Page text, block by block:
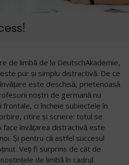
de limbă de la DeutschAkademie,
pur și simplu distractivă. De ce
este deschisă, prietenoasă
noștri de germană nu
frontale, ci încheie subiectele în
citire și scriere: totul se
face învățarea distractivă este
Și pentru că astfel succesul
Veți fi surprins de cât de
de limbă în cadrul